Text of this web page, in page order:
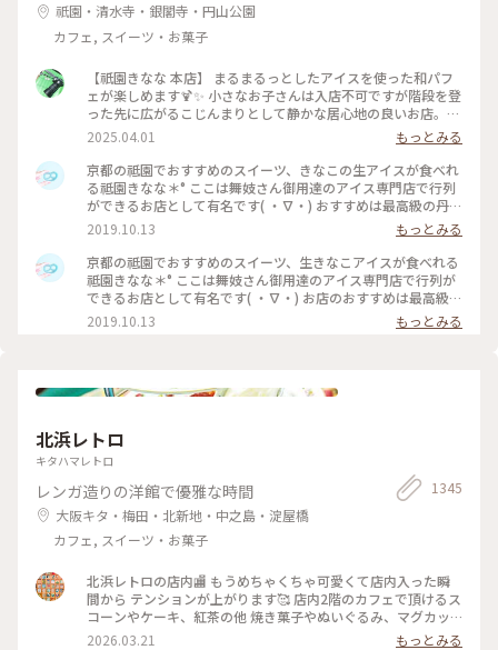
祇園・清水寺・銀閣寺・円山公園
カフェ, スイーツ・お菓子
【祇園きなな 本店】 まるまるっとしたアイスを使った和パフ
ェが楽しめます🍹✨ 小さなお子さんは入店不可ですが階段を登
った先に広がるこじんまりとして静かな居心地の良いお店。
パフェはきなこや抹茶、黒ゴマなどを使った和なものからティ
ラミスの入ったイタリアン風、ベリーを使ったものなど様々。
アイスの食べ比べやふわふわのかき氷、焼き菓子、クロックム
ッシュのようなフードメニューもあります。 こちらもアニメ・
名探偵コナンで取り上げられました✨ #京都グルメ #京都 #祇
園 #本店 #人気店 #聖地巡礼 #パフェ #きなこ #黒ゴマ #アイス
クリーム #かき氷 #フォトジェニック #名探偵コナン
2025.04.01
もっとみる
京都の祗園でおすすめのスイーツ、きなこの生アイスが食べれ
る祗園きなな＊° ここは舞妓さん御用達のアイス専門店で行列
ができるお店として有名です( ・∇・) おすすめは最高級の丹波
黒豆を使用したきなこの生アイス『できたてきなな』。(600円
ほうじ茶付)なんと添加物、保存料、卵を一切使ってません。
濃厚なのに甘すぎず、口どけが最高で本当においしかったので
京都にきたらまた立ち寄りたいお店の1つになりました♡ #京
都#おすすめ#スイーツ#アイス#秋の味覚ゴーラー隊#きなこ
2019.10.13
もっとみる
京都の祗園でおすすめのスイーツ、生きなこアイスが食べれる
祗園きなな＊° ここは舞妓さん御用達のアイス専門店で行列が
できるお店として有名です( ・∇・) お店のおすすめは最高級の
丹波黒豆を使用したきなこの生アイス『できたてきなな』。
(600円ほうじ茶付)なんと添加物、保存料、卵を一切使ってま
♡ #京都#おすすめ#スイーツ#アイス#秋の味覚ゴーラー隊#き
2019.10.13 もっとみる
北浜レトロ
キタハマレトロ
レンガ造りの洋館で優雅な時間
大阪キタ・梅田・北新地・中之島・淀屋橋
カフェ, スイーツ・お菓子
1345
北浜レトロの店内🏬 もうめちゃくちゃ可愛くて店内入った瞬
間から テンションが上がります🥰 店内2階のカフェで頂けるス
コーンやケーキ、紅茶の他 焼き菓子やぬいぐるみ、マグカッ
プやプレゼント用の 詰め合わせなど購入することが出来ます✨
2026.03.21
もっとみる